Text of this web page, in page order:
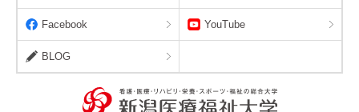
Facebook YouTube
BLOG